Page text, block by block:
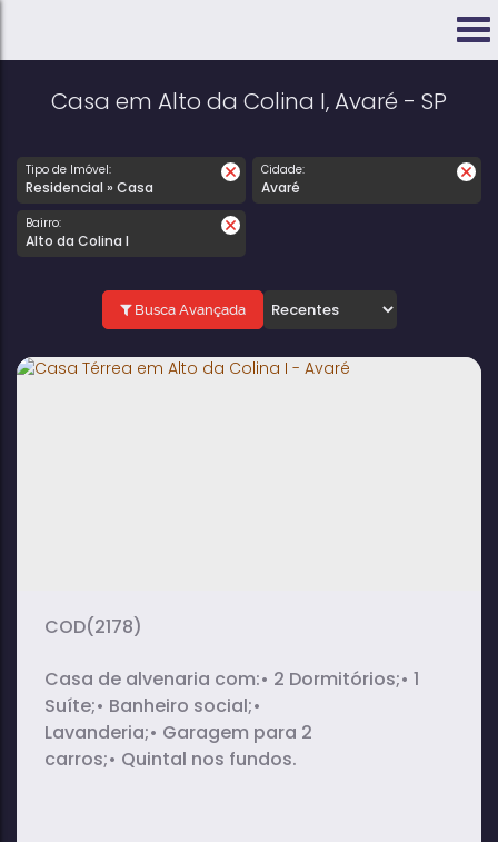
Casa em Alto da Colina I, Avaré - SP
Tipo de Imóvel:
Residencial » Casa
Cidade:
Avaré
Bairro:
Alto da Colina I
Busca Avançada
(2178)
Casa de alvenaria com:• 2 Dormitórios;• 1
Suíte;• Banheiro social;•
Lavanderia;• Garagem para 2
carros;• Quintal nos fundos.